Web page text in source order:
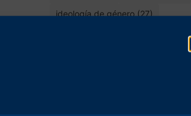
ideología de género (27)